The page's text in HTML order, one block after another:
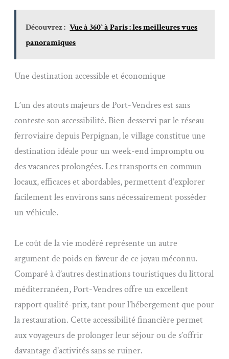
Découvrez : Vue à 360° à Paris : les meilleures vues
panoramiques
Une destination accessible et économique
L’un des atouts majeurs de Port-Vendres est sans
conteste son accessibilité. Bien desservi par le réseau
ferroviaire depuis Perpignan, le village constitue une
destination idéale pour un week-end impromptu ou
des vacances prolongées. Les transports en commun
locaux, efficaces et abordables, permettent d’explorer
facilement les environs sans nécessairement posséder
un véhicule.
Le coût de la vie modéré représente un autre
argument de poids en faveur de ce joyau méconnu.
Comparé à d’autres destinations touristiques du littoral
méditerranéen, Port-Vendres offre un excellent
rapport qualité-prix, tant pour l’hébergement que pour
la restauration. Cette accessibilité financière permet
aux voyageurs de prolonger leur séjour ou de s’offrir
davantage d’activités sans se ruiner.